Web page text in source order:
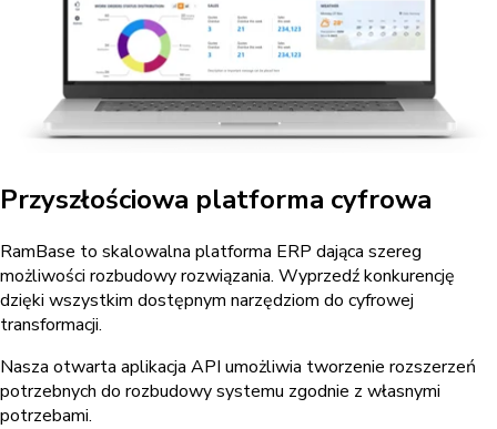
Przyszłościowa platforma cyfrowa
RamBase to skalowalna platforma ERP dająca szereg
możliwości rozbudowy rozwiązania. Wyprzedź konkurencję
dzięki wszystkim dostępnym narzędziom do cyfrowej
transformacji.
Nasza otwarta aplikacja API umożliwia tworzenie rozszerzeń
potrzebnych do rozbudowy systemu zgodnie z własnymi
potrzebami.